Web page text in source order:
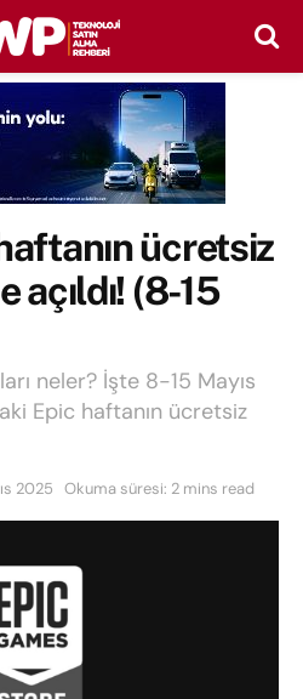
ücretsiz
açıldı! (8-15
neler? İşte 8-15 Mayıs
Epic haftanın ücretsiz
2025 Okuma süresi: 2 mins read